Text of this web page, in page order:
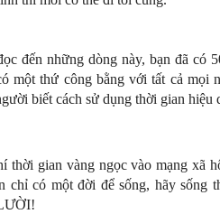
đến những dòng này, bạn đã có
một thứ công bằng với tất cả mọi
biết cách sử dụng thời gian hiệu
thời gian vàng ngọc vào mạng xã
chỉ có một đời để sống, hãy sống